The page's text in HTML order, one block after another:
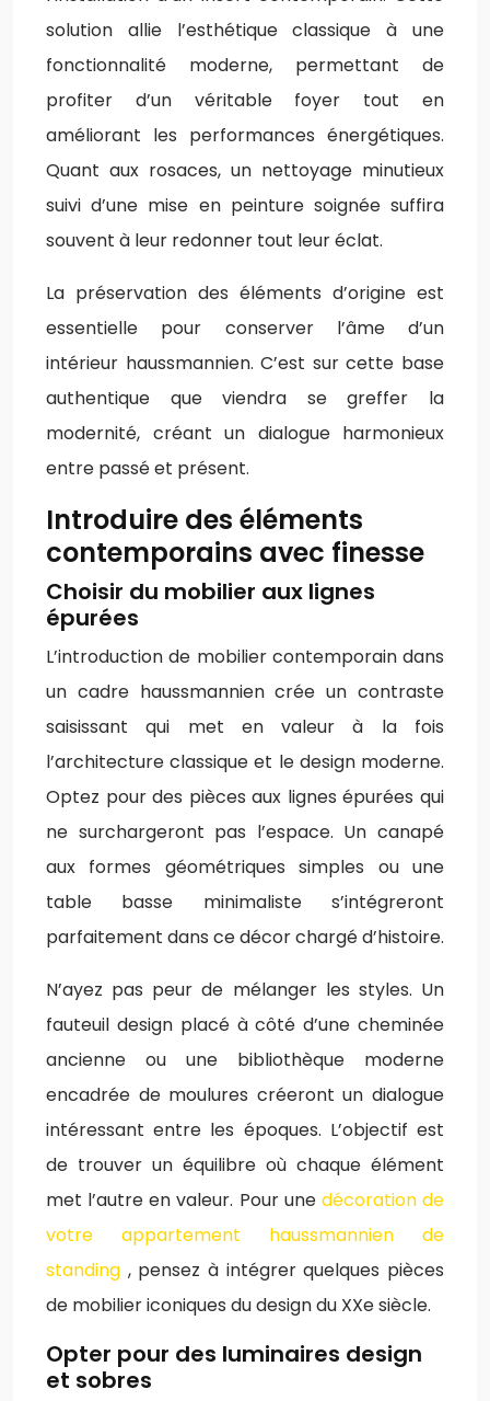
solution allie l’esthétique classique à une
fonctionnalité moderne, permettant de
profiter d’un véritable foyer tout en
améliorant les performances énergétiques.
Quant aux rosaces, un nettoyage minutieux
suivi d’une mise en peinture soignée suffira
souvent à leur redonner tout leur éclat.
La préservation des éléments d’origine est
essentielle pour conserver l’âme d’un
intérieur haussmannien. C’est sur cette base
authentique que viendra se greffer la
modernité, créant un dialogue harmonieux
entre passé et présent.
Introduire des éléments
contemporains avec finesse
Choisir du mobilier aux lignes
épurées
L’introduction de mobilier contemporain dans
un cadre haussmannien crée un contraste
saisissant qui met en valeur à la fois
l’architecture classique et le design moderne.
Optez pour des pièces aux lignes épurées qui
ne surchargeront pas l’espace. Un canapé
aux formes géométriques simples ou une
table basse minimaliste s’intégreront
parfaitement dans ce décor chargé d’histoire.
N’ayez pas peur de mélanger les styles. Un
fauteuil design placé à côté d’une cheminée
ancienne ou une bibliothèque moderne
encadrée de moulures créeront un dialogue
intéressant entre les époques. L’objectif est
de trouver un équilibre où chaque élément
met l’autre en valeur. Pour une décoration de
votre appartement haussmannien de
standing , pensez à intégrer quelques pièces
de mobilier iconiques du design du XXe siècle.
Opter pour des luminaires design
et sobres